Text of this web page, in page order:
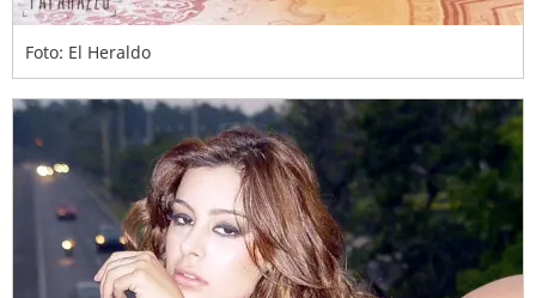
Foto: El Heraldo